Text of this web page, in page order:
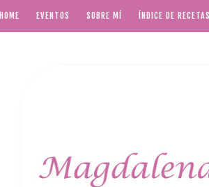
HOME EVENTOS SOBRE MÍ ÍNDICE DE